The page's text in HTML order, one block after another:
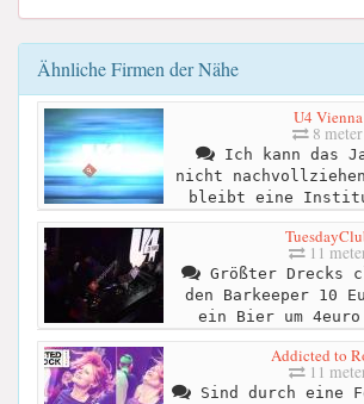
Ähnliche Firmen der Nähe
U4 Vienna
8 meter
Ich kann das
nicht
bleibt eine
11
Größter Drecks
den Barkeeper 10
ein Bier um
Addicted to
11
Sind durch eine